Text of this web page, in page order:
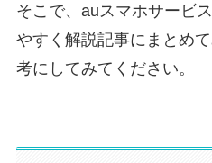
そこで、auスマホサービ
やすく解説記事にまとめ
考にしてみてください。